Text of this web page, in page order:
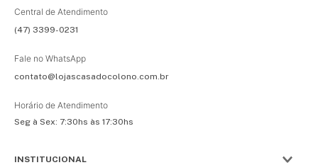
Central de Atendimento
(47) 3399-0231
Fale no WhatsApp
contato@lojascasadocolono.com.br
Horário de Atendimento
Seg à Sex: 7:30hs às 17:30hs
INSTITUCIONAL